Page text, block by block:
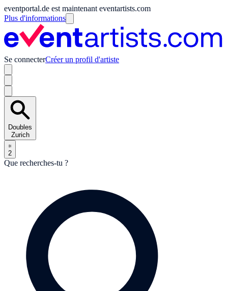
eventportal.de est maintenant eventartists.com
Plus d'informations
Se connecterCréer un profil d'artiste
Doubles
Zurich
2
Que recherches-tu ?